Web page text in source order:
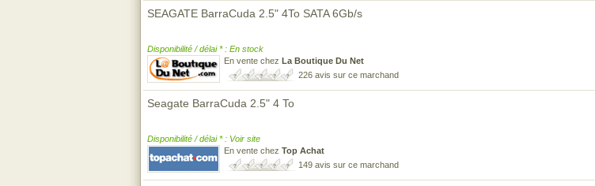
SEAGATE BarraCuda 2.5" 4To SATA 6Gb/s
Disponibilité / délai * : En stock
En vente chez La Boutique Du Net
226 avis sur ce marchand
Seagate BarraCuda 2.5" 4 To
Disponibilité / délai * : Voir site
En vente chez Top Achat
149 avis sur ce marchand